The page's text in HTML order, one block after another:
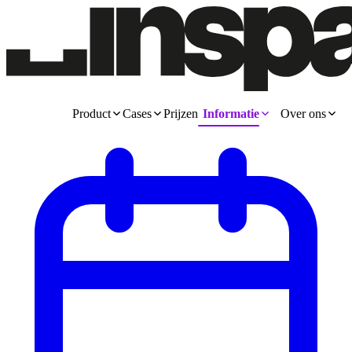
Product Cases Prijzen Informatie Over ons